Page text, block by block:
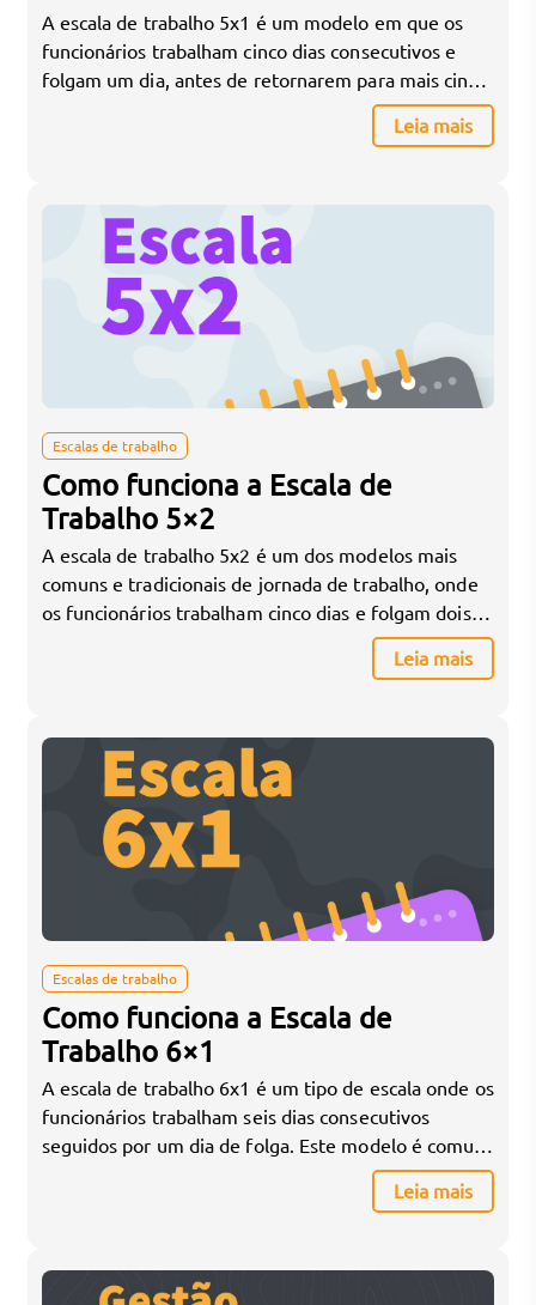
A escala de trabalho 5x1 é um modelo em que os
funcionários trabalham cinco dias consecutivos e
folgam um dia, antes de retornarem para mais cinco
dias de trabalho. Este tipo de escala é comum em
indústrias que necessitam de operação contínua ou
Leia mais
Escalas de trabalho
Como funciona a Escala de
Trabalho 5×2
A escala de trabalho 5x2 é um dos modelos mais
comuns e tradicionais de jornada de trabalho, onde
os funcionários trabalham cinco dias e folgam dois,
geralmente sábado e domingo. Esse modelo é
amplamente utilizado em ambientes corporativos,
funciona, suas características […]
Leia mais
Escalas de trabalho
Como funciona a Escala de
Trabalho 6×1
A escala de trabalho 6x1 é um tipo de escala onde os
funcionários trabalham seis dias consecutivos
seguidos por um dia de folga. Este modelo é comum
em setores que exigem operação contínua, como
varejo, hospitalidade, e alguns serviços de saúde.
Vantagens […]
Leia mais